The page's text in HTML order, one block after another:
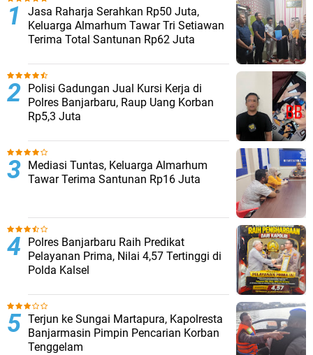
Jasa Raharja Serahkan Rp50 Juta,
Keluarga Almarhum Tawar Tri Setiawan
Terima Total Santunan Rp62 Juta
Polisi Gadungan Jual Kursi Kerja di
Polres Banjarbaru, Raup Uang Korban
Rp5,3 Juta
Mediasi Tuntas, Keluarga Almarhum
Tawar Terima Santunan Rp16 Juta
Polres Banjarbaru Raih Predikat
Pelayanan Prima, Nilai 4,57 Tertinggi di
Polda Kalsel
Terjun ke Sungai Martapura, Kapolresta
Banjarmasin Pimpin Pencarian Korban
Tenggelam